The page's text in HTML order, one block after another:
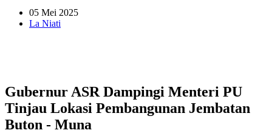
05 Mei 2025
La Niati
Gubernur ASR Dampingi Menteri PU
Tinjau Lokasi Pembangunan Jembatan
Buton - Muna